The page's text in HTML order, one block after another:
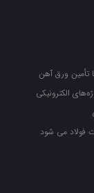
تأمین ورق آهن
الکترونیکی
فولاد می شود